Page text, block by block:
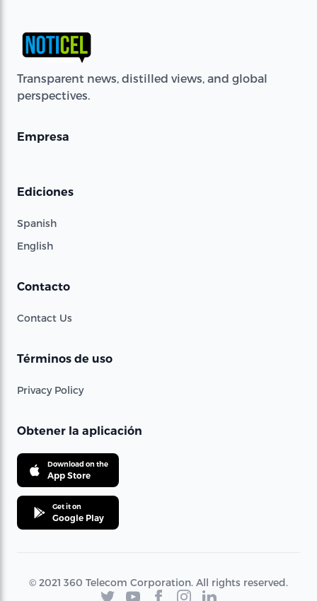
Transparent news, distilled views, and global
perspectives.
Empresa
Ediciones
Spanish
English
Contacto
Contact Us
Términos de uso
Privacy Policy
Obtener la aplicación
Download on the
App Store
Get it on
Google Play
© 2021 360 Telecom Corporation. All rights reserved.